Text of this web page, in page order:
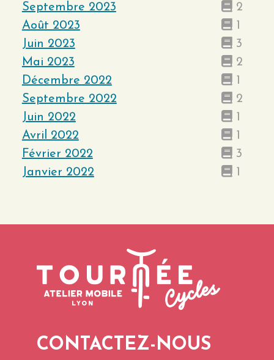
Septembre 2023
2
Août 2023
1
Juin 2023
3
Mai 2023
2
Décembre 2022
1
Septembre 2022
2
Juin 2022
1
Avril 2022
1
Février 2022
3
Janvier 2022
1
CONTACTEZ-NOUS